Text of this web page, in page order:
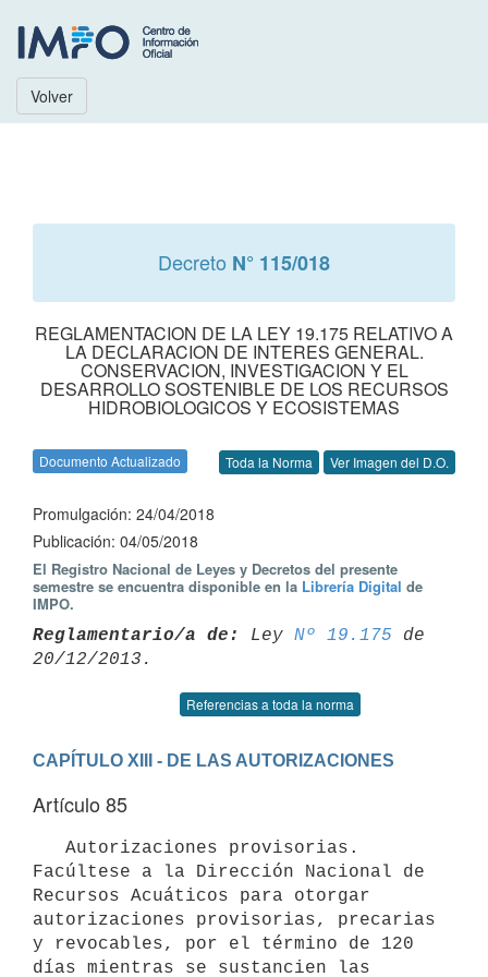
Volver
Decreto N° 115/018
REGLAMENTACION DE LA LEY 19.175 RELATIVO A
LA DECLARACION DE INTERES GENERAL.
CONSERVACION, INVESTIGACION Y EL
DESARROLLO SOSTENIBLE DE LOS RECURSOS
HIDROBIOLOGICOS Y ECOSISTEMAS
Documento Actualizado Toda la Norma Ver Imagen del D.O.
Promulgación: 24/04/2018
Publicación: 04/05/2018
El Registro Nacional de Leyes y Decretos del presente
semestre se encuentra disponible en la Librería Digital de
IMPO.
Reglamentario/a de: Ley Nº 19.175 de
Referencias a toda la norma
CAPÍTULO XIII - DE LAS AUTORIZACIONES
Artículo 85
Facúltese a la Dirección Nacional de
Recursos Acuáticos para otorgar
autorizaciones provisorias, precarias
y revocables, por el término de 120
días mientras se sustancien las